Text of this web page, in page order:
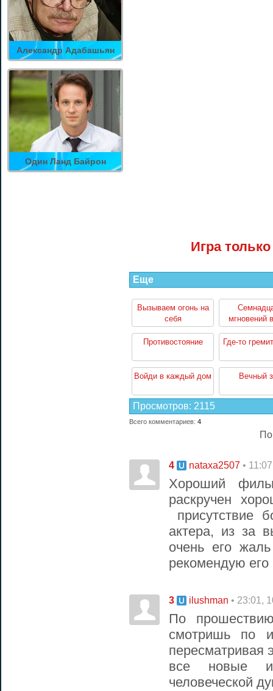
Александр Адабашьян
Один Ланд Байрон
Игра
Еще
Вызываем огонь на
себя
мгновений
Противостояние Где-то
Войди в каждый дом Вечный
Просмотров: 2115
Всего комментариев: 4
4 nataxa2507 •
Хороший
раскручен
присутствие
актера, из за
очень его
рекомендую его
3 ilushman • 23:01,
По
смотришь по
пересматривая
все новые и
человеческой